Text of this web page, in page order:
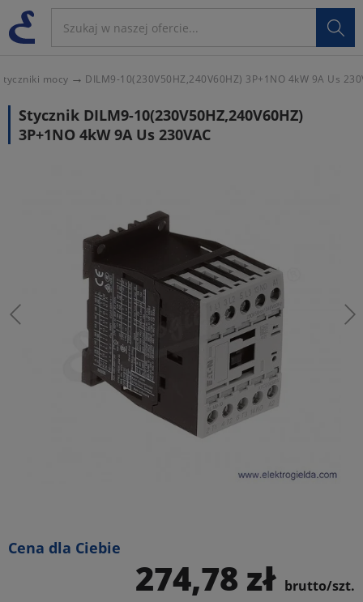

mocy DILM9-10(230V50HZ,240V60HZ) 3P+1NO 4kW 9A Us
Stycznik DILM9-10(230V50HZ,240V60HZ)
3P+1NO 4kW 9A Us 230VAC
Cena dla Ciebie
274,78 zł brutto/szt.